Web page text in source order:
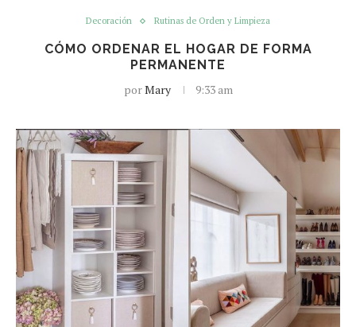
Decoración Rutinas de Orden y Limpieza
CÓMO ORDENAR EL HOGAR DE FORMA
PERMANENTE
porMary 9:33 am